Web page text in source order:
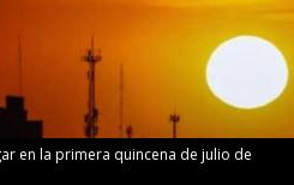
en la primera quincena de julio de